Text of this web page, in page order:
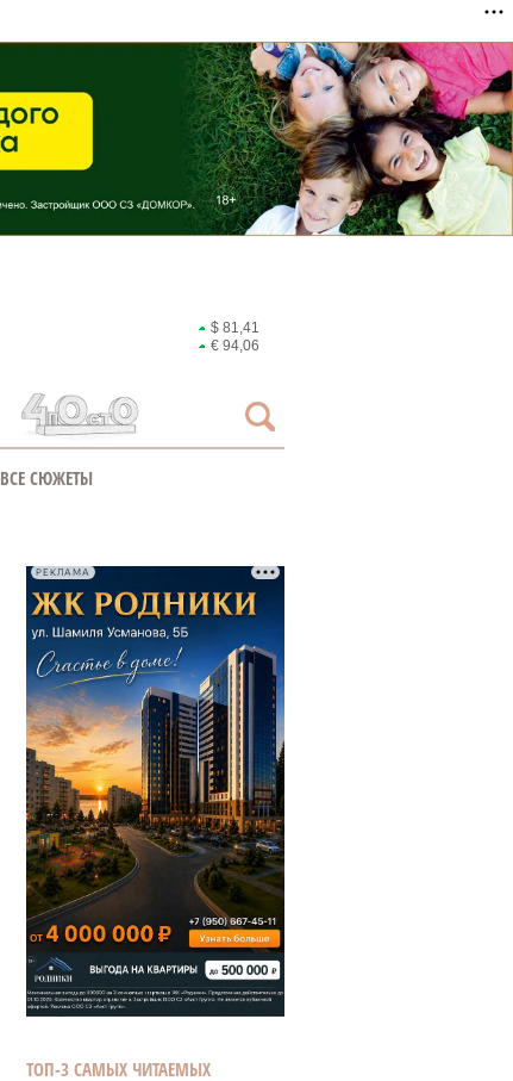
$ 81,41
€ 94,06
ВСЕ СЮЖЕТЫ
РЕКЛАМА
ТОП-3 САМЫХ ЧИТАЕМЫХ